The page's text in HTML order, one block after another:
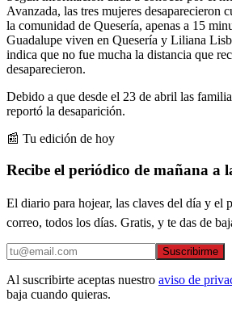
Avanzada, las tres mujeres desaparecieron
la comunidad de Quesería, apenas a 15
Guadalupe viven en Quesería y Liliana
indica que no fue mucha la distancia que
desaparecieron.
Debido a que desde el 23 de abril las
reportó la desaparición.
📰 Tu edición de hoy
Recibe el periódico de mañana a
El diario para hojear, las claves del día y el
correo, todos los días. Gratis, y te das de
Suscribirme
Al suscribirte aceptas nuestro aviso de
baja cuando quieras.